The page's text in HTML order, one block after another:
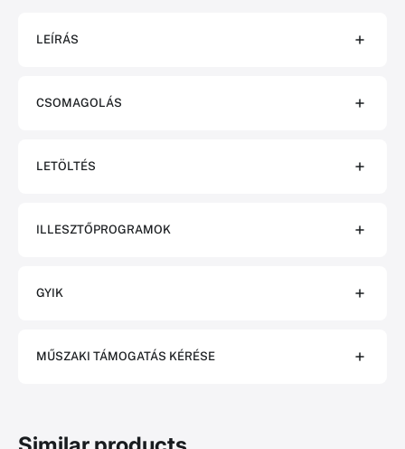
LEÍRÁS
CSOMAGOLÁS
LETÖLTÉS
ILLESZTŐPROGRAMOK
GYIK
MŰSZAKI TÁMOGATÁS KÉRÉSE